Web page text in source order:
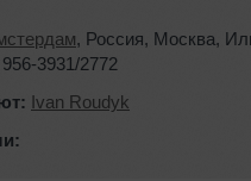
, Россия, Москва,
3931/2772
Ivan Roudyk